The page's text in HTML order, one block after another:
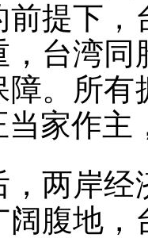
提下
台湾
。所
当家作
，两岸经
阔腹地